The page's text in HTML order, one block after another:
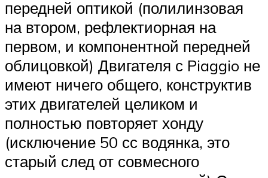
передней оптикой (полилинзовая
на втором, рефлектиорная на
первом, и компонентной передней
облицовкой) Двигателя с Piaggio не
имеют ничего общего, конструктив
этих двигателей целиком и
полностью повторяет хонду
(исключение 50 сс водянка, это
старый след от совмесного